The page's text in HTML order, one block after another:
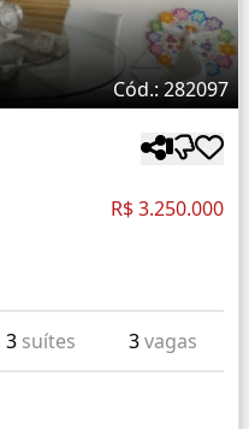
Cód.: 282097
R$ 3.250.000
3 suítes 3vagas